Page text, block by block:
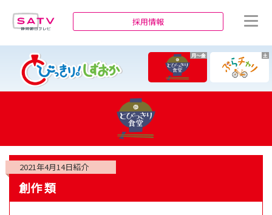
採用情報
月～金 土
2021年4月14日紹介
創作 類